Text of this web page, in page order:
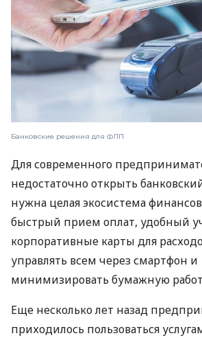
Банковские решения для ФЛП
Для современного
недостаточно открыть
нужна целая экосистема
быстрый прием оплат, удобный
корпоративные карты для
управлять всем через смартфон и
минимизировать бумажную
Еще несколько лет назад
приходилось пользоваться